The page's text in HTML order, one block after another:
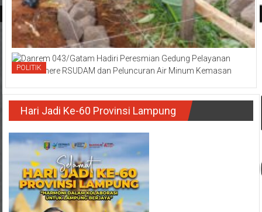
POLITIK
Hari Jadi Ke-60 Provinsi Lampung